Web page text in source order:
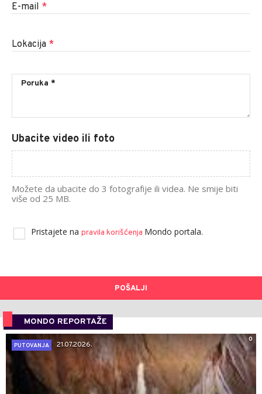
E-mail *
Lokacija *
Ubacite video ili foto
Možete da ubacite do 3 fotografije ili videa. Ne smije biti
više od 25 MB.
Pristajete na pravila korišćenja Mondo portala.
POŠALJI
MONDO REPORTAŽE
0
PUTOVANJA
21.07.2026.